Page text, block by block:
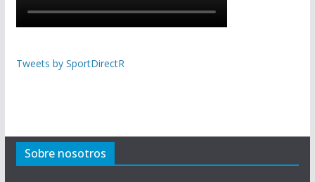
Tweets by SportDirectR
Sobre nosotros